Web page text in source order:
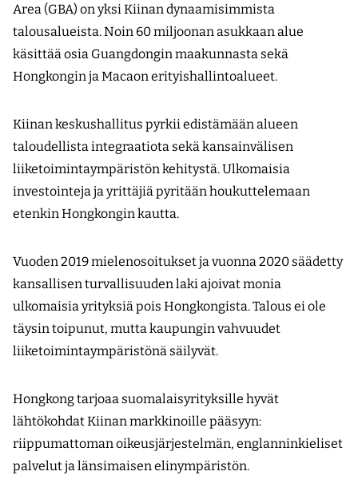
Area (GBA) on yksi Kiinan dynaamisimmista
talousalueista. Noin 60 miljoonan asukkaan alue
käsittää osia Guangdongin maakunnasta sekä
Hongkongin ja Macaon erityishallintoalueet.
Kiinan keskushallitus pyrkii edistämään alueen
taloudellista integraatiota sekä kansainvälisen
liiketoimintaympäristön kehitystä. Ulkomaisia
investointeja ja yrittäjiä pyritään houkuttelemaan
etenkin Hongkongin kautta.
Vuoden 2019 mielenosoitukset ja vuonna 2020 säädetty
kansallisen turvallisuuden laki ajoivat monia
ulkomaisia yrityksiä pois Hongkongista. Talous ei ole
täysin toipunut, mutta kaupungin vahvuudet
liiketoimintaympäristönä säilyvät.
Hongkong tarjoaa suomalaisyrityksille hyvät
lähtökohdat Kiinan markkinoille pääsyyn:
riippumattoman oikeusjärjestelmän, englanninkieliset
palvelut ja länsimaisen elinympäristön.